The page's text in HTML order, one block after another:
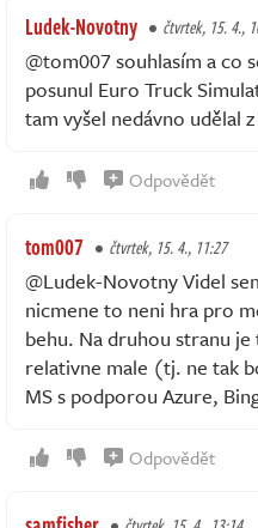
Ludek-Novotny čtvrtek, 15. 4.,
@tom007 souhlasím a co
posunul Euro Truck
tam vyšel nedávno udělal
Odpovědět
tom007 čtvrtek, 15. 4., 11:27
@Ludek-Novotny Videl
nicmene to neni hra pro
behu. Na druhou stranu
relativne male (tj. ne tak
MS s podporou Azure,
Odpovědět